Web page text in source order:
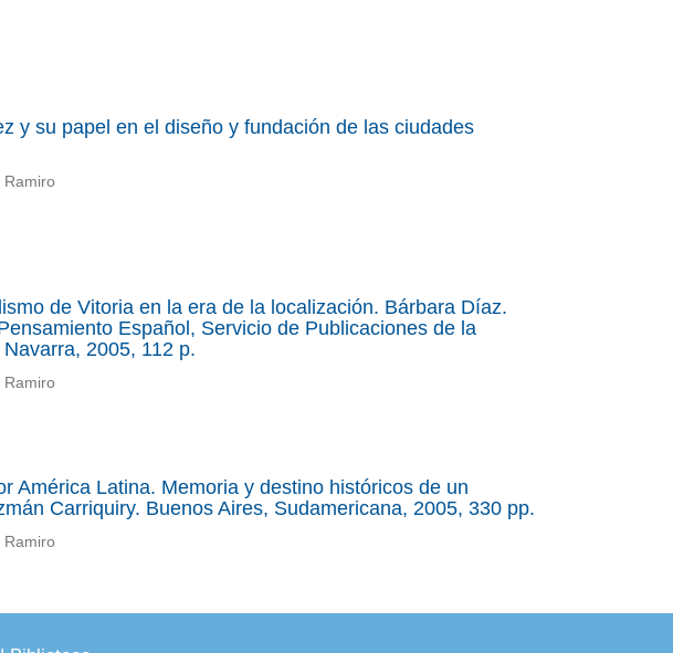
y su papel en el diseño y fundación de las ciudades
Ramiro
de Vitoria en la era de la localización. Bárbara Díaz.
Español, Servicio de Publicaciones de la
2005, 112 p.
Ramiro
América Latina. Memoria y destino históricos de un
Carriquiry. Buenos Aires, Sudamericana, 2005, 330 pp.
Ramiro